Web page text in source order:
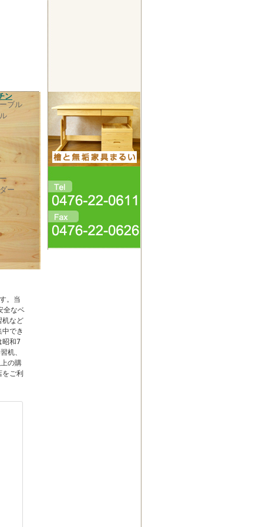
ン
ブル
ー
。当
全なベ
机など
でき
昭和7
机、
の購
ご利